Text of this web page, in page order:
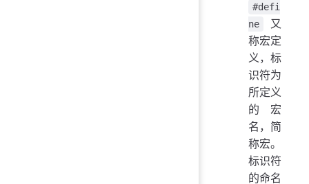
#defi
ne
又
称宏定
义，标
识符为
所定义
的宏
名，简
称宏。
标识符
的命名